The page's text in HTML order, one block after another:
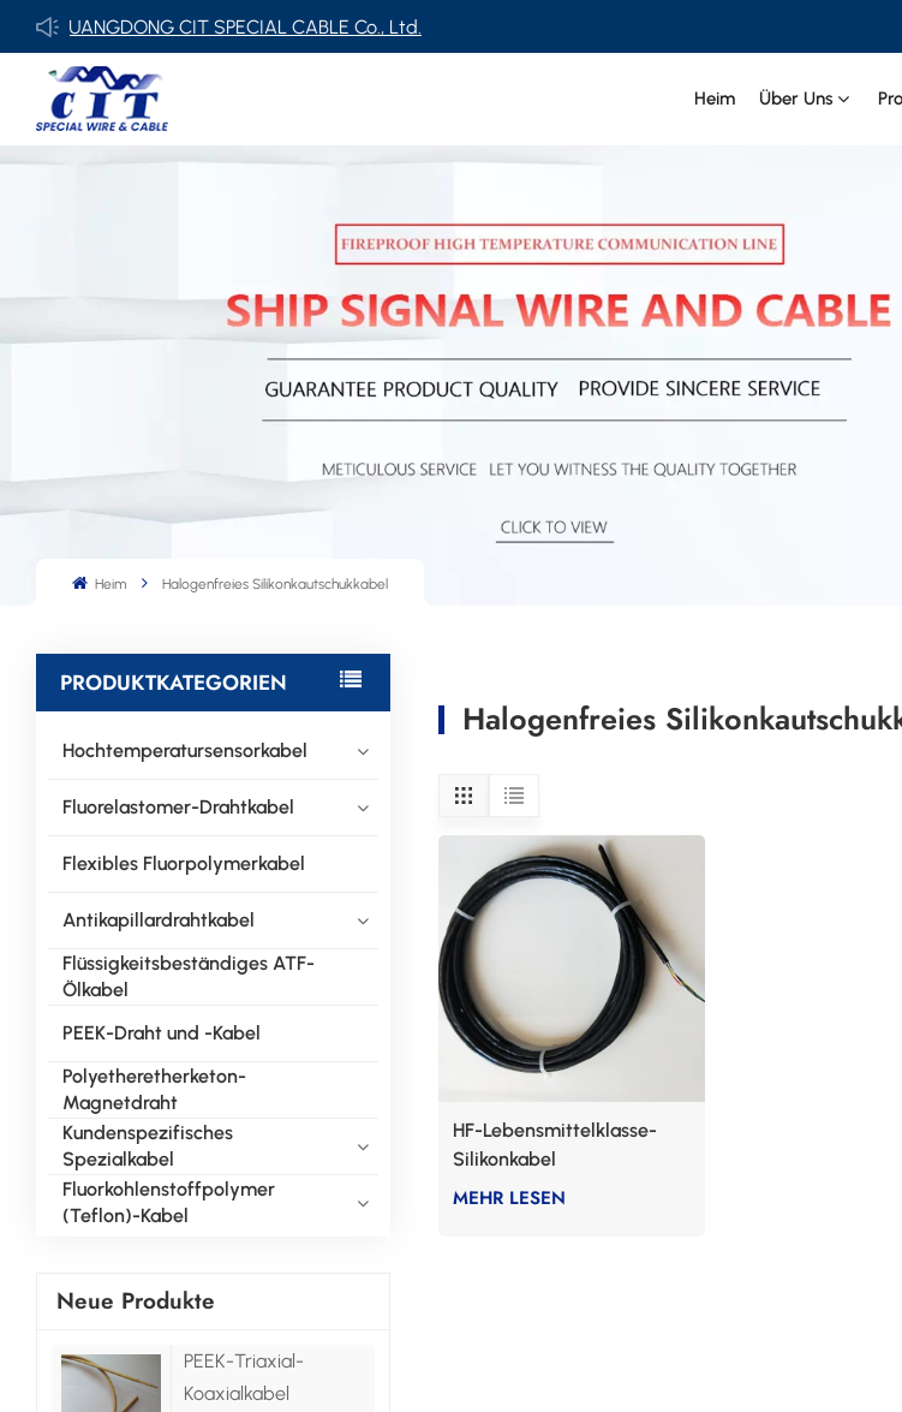
CIT SPECIAL CABLE Co., Ltd.
Heim Über Uns
Heim Halogenfreies Silikonkautschukkabel
PRODUKTKATEGORIEN
Hochtemperatursensorkabel
Fluorelastomer-Drahtkabel
Flexibles Fluorpolymerkabel
Antikapillardrahtkabel
Flüssigkeitsbeständiges ATF-
Ölkabel
PEEK-Draht und -Kabel
Polyetheretherketon-
Magnetdraht
Kundenspezifisches
Spezialkabel
Fluorkohlenstoffpolymer
(Teflon)-Kabel
Neue Produkte
PEEK-Triaxial-
Koaxialkabel
Halogenfreies
HF-Lebensmittelklasse-
Silikonkabel
MEHR LESEN